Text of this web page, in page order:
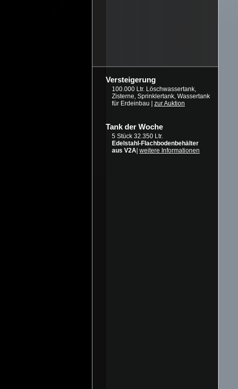
Versteigerung
100.000 Ltr. Löschwassertank,
Zisterne, Sprinklertank, Wassertank
für Erdeinbau | zur Auktion
Tank der Woche
5 Stück 32.350 Ltr.
Edelstahl-Flachbodenbehälter
aus V2A weitere Informationen